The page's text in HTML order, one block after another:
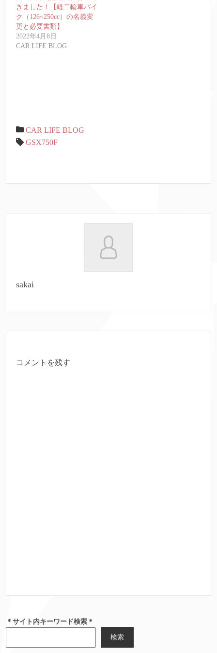
きました！【軽二輪車バイ
ク（126~250cc）の名義変
更と必要書類】
2022年4月8日
CAR LIFE BLOG
CAR LIFE BLOG
GSX750F
sakai
コメントを残す
＊サイト内キーワード検索＊
検索